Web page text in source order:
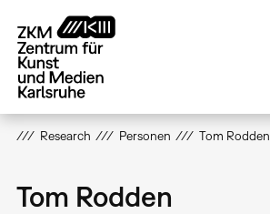
zum
Inhalt
Research Personen Tom Rodden
Tom Rodden